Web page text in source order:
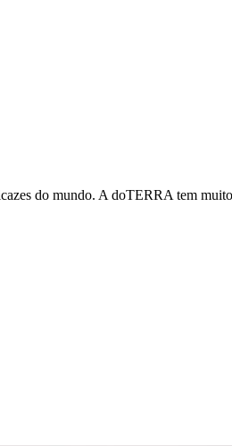
do mundo. A doTERRA tem